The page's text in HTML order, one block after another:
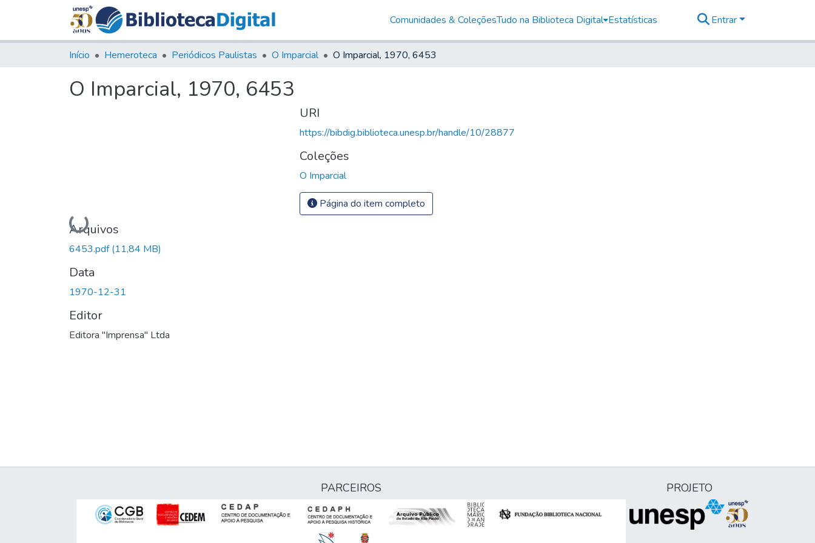
Comunidades & ColeçõesTudo na Biblioteca Digital Estatísticas Entrar
Início Hemeroteca Periódicos Paulistas O Imparcial O Imparcial, 1970, 6453
O Imparcial, 1970, 6453
Carregando...
Arquivos
6453.pdf(11,84 MB)
Data
1970-12-31
Editor
Editora "Imprensa" Ltda
URI
https://bibdig.biblioteca.unesp.br/handle/10/28877
Coleções
O Imparcial
Página do item completo
PARCEIROS PROJETO